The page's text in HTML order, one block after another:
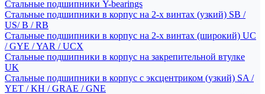
Стальные подшипники Y-bearings
Стальные подшипники в корпус на 2-х винтах (узкий) SB /
US/ B / RB
Стальные подшипники в корпус на 2-х винтах (широкий) UC
/ GYE / YAR / UCX
Стальные подшипники в корпус на закрепительной втулке
UK
Стальные подшипники в корпус с эксцентриком (узкий) SA /
YET / KH / GRAE / GNE